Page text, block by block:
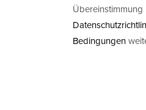
Übereinstimmung
Bedingungen